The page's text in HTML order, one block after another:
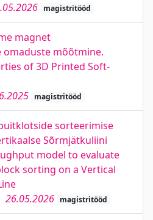
magistritööd
magnet
mõõtmine.
of 3D Printed Soft-
magistritööd
sorteerimise
Sõrmjätkuliini
model to evaluate
sorting on a Vertical
26.05.2026 magistritööd